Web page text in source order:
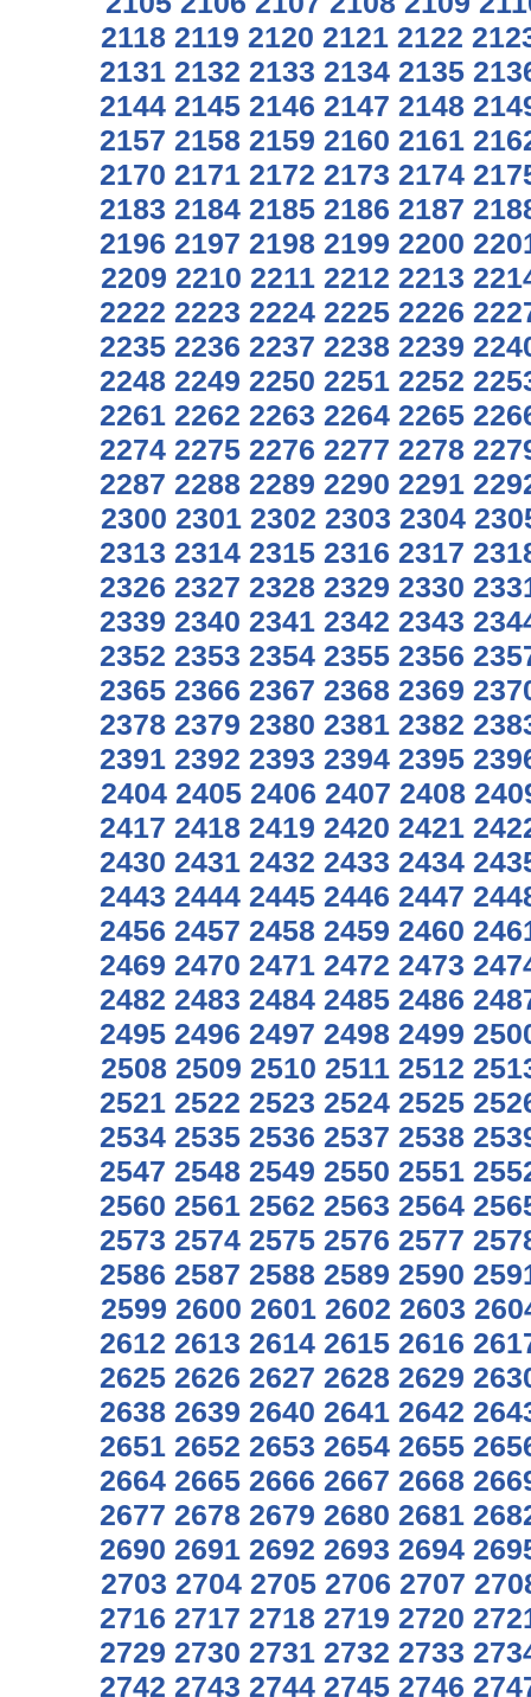
2118 2119 2120 2121 2122
2131 2132 2133 2134 2135
2144 2145 2146 2147 2148
2157 2158 2159 2160 2161
2170 2171 2172 2173 2174
2183 2184 2185 2186 2187
2196 2197 2198 2199 2200
2209 2210 2211 2212 2213
2222 2223 2224 2225 2226
2235 2236 2237 2238 2239
2248 2249 2250 2251 2252
2261 2262 2263 2264 2265
2274 2275 2276 2277 2278
2287 2288 2289 2290 2291
2300 2301 2302 2303 2304
2313 2314 2315 2316 2317
2326 2327 2328 2329 2330
2339 2340 2341 2342 2343
2352 2353 2354 2355 2356
2365 2366 2367 2368 2369
2378 2379 2380 2381 2382
2391 2392 2393 2394 2395
2404 2405 2406 2407 2408
2417 2418 2419 2420 2421
2430 2431 2432 2433 2434
2443 2444 2445 2446 2447
2456 2457 2458 2459 2460
2469 2470 2471 2472 2473
2482 2483 2484 2485 2486
2495 2496 2497 2498 2499
2508 2509 2510 2511 2512
2521 2522 2523 2524 2525
2534 2535 2536 2537 2538
2547 2548 2549 2550 2551
2560 2561 2562 2563 2564
2573 2574 2575 2576 2577
2586 2587 2588 2589 2590
2599 2600 2601 2602 2603
2612 2613 2614 2615 2616
2625 2626 2627 2628 2629
2638 2639 2640 2641 2642
2651 2652 2653 2654 2655
2664 2665 2666 2667 2668
2677 2678 2679 2680 2681
2690 2691 2692 2693 2694
2703 2704 2705 2706 2707
2716 2717 2718 2719 2720
2729 2730 2731 2732 2733
2742 2743 2744 2745 2746